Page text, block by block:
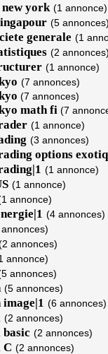
new york (1 annonce)
(5
generale (1
(2
(1 annonce)
(7 annonces)
(7 annonces)
math fi (7
(1 annonce)
(3 annonces)
options
(1 annonce)
(1 annonce)
annonce)
(4 annonces)
annonces)
annonce)
annonces)
(5 annonces)
(6 annonces)
(2 annonces)
(2 annonces)
C (2 annonces)